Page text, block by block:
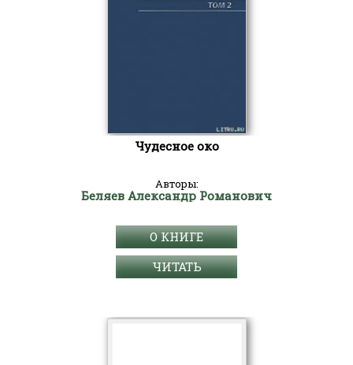
Чудесное око
Авторы:
Беляев Александр Романович
О КНИГЕ
ЧИТАТЬ